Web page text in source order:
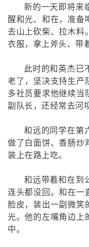
新的一天即将来
醒和光、和在，准备
去山上砍柴、拉木料
衣服，拿上斧头、带
此时的和英杰已
老了，坚决支持生产
多社员要求他继续当
副队长，还经常去河
和远的同学在第
做了白面饼、香肠炒
装上在路上吃。
和远带着和在到
连头都没回。和在一
脸皮，装出一副微笑
光。他的左嘴角边上
中。